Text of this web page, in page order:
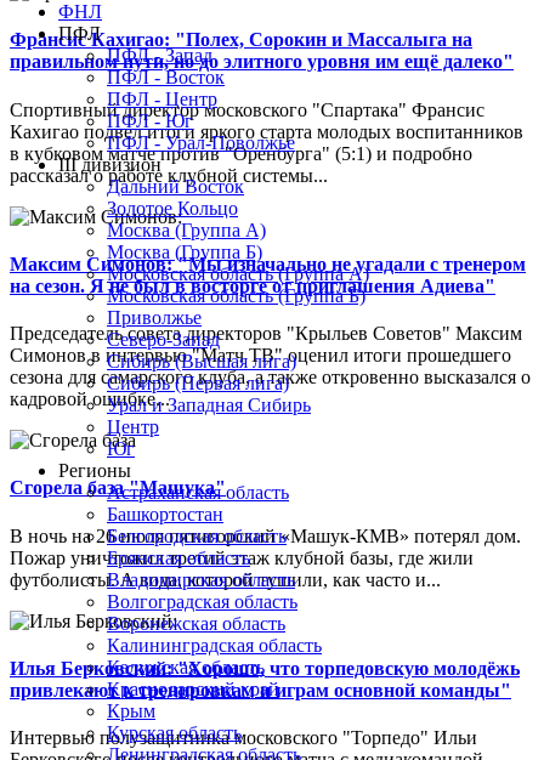
Франсис Кахигао: "Полех, Сорокин и Массалыга на
правильном пути, но до элитного уровня им ещё далеко"
Спортивный директор московского "Спартака" Франсис
Кахигао подвел итоги яркого старта молодых воспитанников
в кубковом матче против "Оренбурга" (5:1) и подробно
рассказал о работе клубной системы...
Максим Симонов: "Мы изначально не угадали с тренером
на сезон. Я не был в восторге от приглашения Адиева"
Председатель совета директоров "Крыльев Советов" Максим
Симонов в интервью "Матч ТВ" оценил итоги прошедшего
сезона для самарского клуба, а также откровенно высказался о
кадровой ошибке...
Сгорела база "Машука"
В ночь на 26 июля пятигорский «Машук-КМВ» потерял дом.
Пожар уничтожил третий этаж клубной базы, где жили
футболисты. А вода, которой тушили, как часто и...
Илья Берковский: "Хорошо, что торпедовскую молодёжь
привлекают к тренировкам и играм основной команды"
Интервью полузащитника московского "Торпедо" Ильи
ФНЛ
ПФЛ
ПФЛ - Запад
ПФЛ - Восток
ПФЛ - Центр
ПФЛ - Юг
ПФЛ - Урал-Поволжье
III дивизион
Дальний Восток
Золотое Кольцо
Москва (Группа А)
Москва (Группа Б)
Московская область (Группа А)
Московская область (Группа Б)
Приволжье
Северо-Запад
Сибирь (Высшая лига)
Сибирь (Первая лига)
Урал и Западная Сибирь
Центр
Юг
Регионы
Астраханская область
Башкортостан
Белгородская область
Брянская область
Владимирская область
Волгоградская область
Воронежская область
Калининградская область
Калужская область
Краснодарский край
Крым
Курская область
Ленинградская область